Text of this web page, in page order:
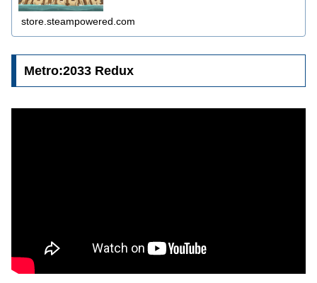
store.steampowered.com
Metro:2033 Redux